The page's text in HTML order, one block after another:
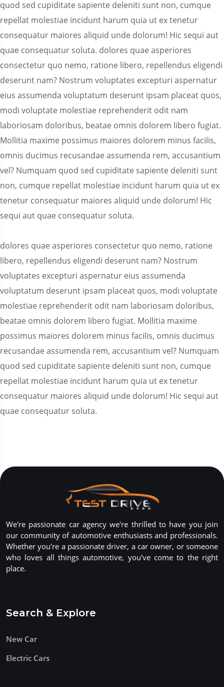
quod sed cupiditate sapiente deleniti sunt non, cumque
repellat molestiae incidunt harum quia ut ex tenetur
consequatur maiores aliquid unde dolorum! Hic sequi aut
quae consequatur soluta. dolores quae asperiores
consectetur quo nemo, ratione libero, repellendus eligendi
deserunt nam? Nostrum voluptates excepturi aspernatur
eius assumenda voluptatum deserunt ipsam placeat quos,
modi voluptate molestiae reprehenderit odit nam
laboriosam doloribus, beatae omnis dolorem libero fugiat.
Mollitia maxime possimus maiores dolorem minus facilis,
omnis ducimus recusandae assumenda rem, accusantium
vel? Numquam quod sed cupiditate sapiente deleniti sunt
non, cumque repellat molestiae incidunt harum quia ut ex
tenetur consequatur maiores aliquid unde dolorum! Hic
sequi aut quae consequatur soluta.
dolores quae asperiores consectetur quo nemo, ratione
libero, repellendus eligendi deserunt nam? Nostrum
voluptates excepturi aspernatur eius assumenda
voluptatum deserunt ipsam placeat quos, modi voluptate
molestiae reprehenderit odit nam laboriosam doloribus,
beatae omnis dolorem libero fugiat. Mollitia maxime
possimus maiores dolorem minus facilis, omnis ducimus
recusandae assumenda rem, accusantium vel? Numquam
quod sed cupiditate sapiente deleniti sunt non, cumque
repellat molestiae incidunt harum quia ut ex tenetur
consequatur maiores aliquid unde dolorum! Hic sequi aut
quae consequatur soluta.
We're passionate car agency we're thrilled to have you join
our community of automotive enthusiasts and professionals.
Whether you're a passionate driver, a car owner, or someone
who loves all things automotive, you've come to the right
place.
Search & Explore
New Car
Electric Cars